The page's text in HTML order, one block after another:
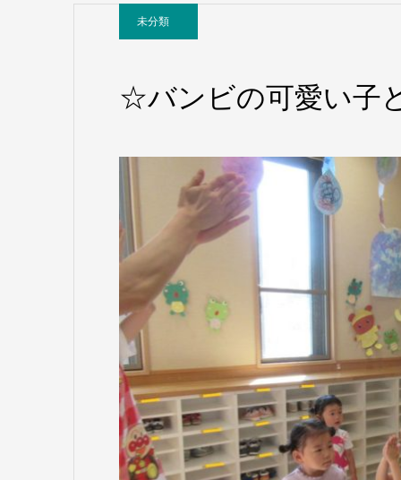
未分類
☆バンビの可愛い子